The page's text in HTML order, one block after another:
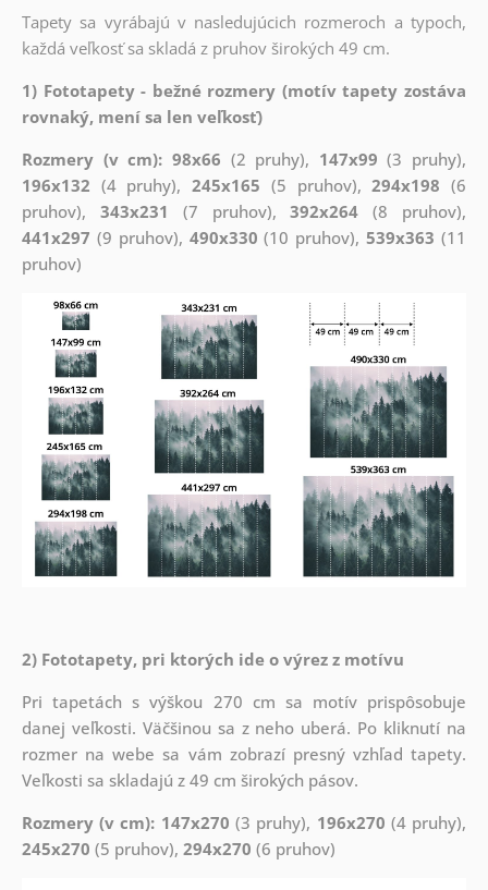
Tapety sa vyrábajú v nasledujúcich rozmeroch a typoch,
každá veľkosť sa skladá z pruhov širokých 49 cm.
1) Fototapety - bežné rozmery (motív tapety zostáva
rovnaký, mení sa len veľkosť)
Rozmery (v cm): 98x66 (2 pruhy), 147x99 (3 pruhy),
196x132 (4 pruhy),245x165 (5 pruhov),294x198 (6
pruhov), 343x231 (7 pruhov),392x264 (8 pruhov),
441x297 (9 pruhov), 490x330 (10 pruhov),539x363 (11
pruhov)
2) Fototapety, pri ktorých ide o výrez z motívu
Pri tapetách s výškou 270 cm sa motív prispôsobuje
danej veľkosti. Väčšinou sa z neho uberá. Po kliknutí na
rozmer na webe sa vám zobrazí presný vzhľad tapety.
Veľkosti sa skladajú z 49 cm širokých pásov.
Rozmery (v cm): 147x270 (3 pruhy), 196x270 (4 pruhy),
245x270 (5 pruhov), 294x270 (6 pruhov)